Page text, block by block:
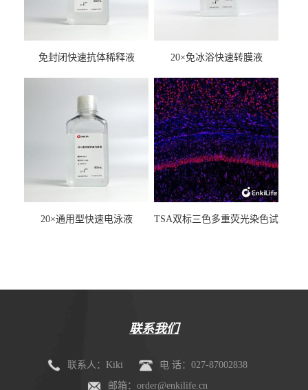
免封闭快速抗体稀释液 20×免冰浴快速转膜液
20×通用型快速电泳液
TSA双标三色多重荧光染色试
联系我们
联系人：Kiki
电 话：027-87002838
邮箱：order@enkilife.cn